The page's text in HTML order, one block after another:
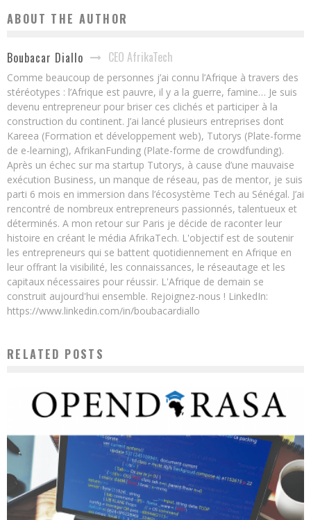
ABOUT THE AUTHOR
Boubacar Diallo CEO AfrikaTech
Comme beaucoup de personnes j’ai connu l’Afrique à travers des
stéréotypes : l’Afrique est pauvre, il y a la guerre, famine… Je suis
devenu entrepreneur pour briser ces clichés et participer à la
construction du continent. J’ai lancé plusieurs entreprises dont
Kareea (Formation et développement web), Tutorys (Plate-forme
de e-learning), AfrikanFunding (Plate-forme de crowdfunding).
Après un échec sur ma startup Tutorys, à cause d’une mauvaise
exécution Business, un manque de réseau, pas de mentor, je suis
parti 6 mois en immersion dans l’écosystème Tech au Sénégal. J’ai
rencontré de nombreux entrepreneurs passionnés, talentueux et
déterminés. A mon retour sur Paris je décide de raconter leur
histoire en créant le média AfrikaTech. L'objectif est de soutenir
les entrepreneurs qui se battent quotidiennement en Afrique en
leur offrant la visibilité, les connaissances, le réseautage et les
capitaux nécessaires pour réussir. L'Afrique de demain se
construit aujourd'hui ensemble. Rejoignez-nous ! LinkedIn:
https://www.linkedin.com/in/boubacardiallo
RELATED POSTS